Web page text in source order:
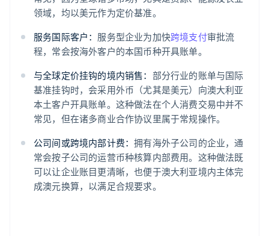
领域，均以美元作为定价基准。
服务国际客户： 服务型企业为加快跨境支付审批流
程，常会按海外客户的本国币种开具账单。
与全球定价挂钩的境内销售： 部分行业的账单与国际
基准挂钩时，会采用外币（尤其是美元）向澳大利亚
本土客户开具账单。这种做法在个人消费交易中并不
常见，但在诸多商业合作协议里属于常规操作。
公司间或跨境内部计费：拥有海外子公司的企业，通
常会按子公司的运营币种核算内部费用。这种做法既
可以让企业账目更清晰，也便于澳大利亚境内主体完
成澳元换算，以满足合规要求。